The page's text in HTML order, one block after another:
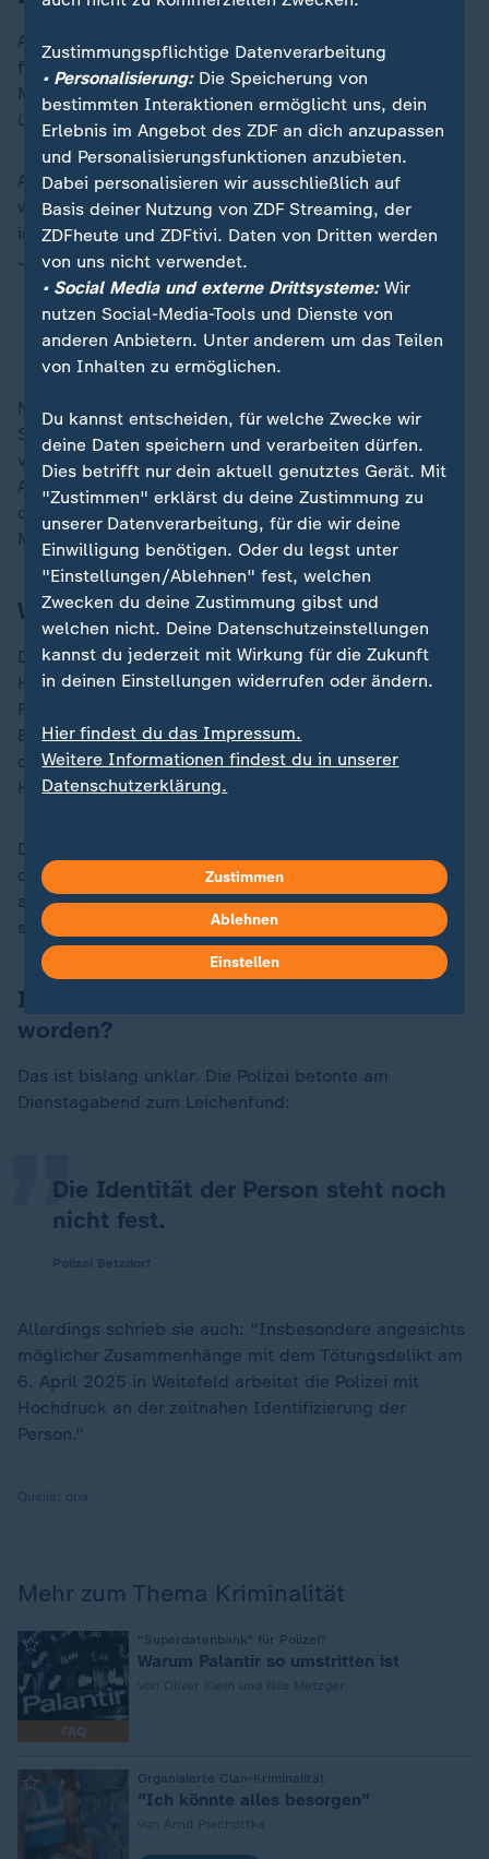
Am ersten Sonntag im April entdeckte die Polizei
frühmorgens drei Tote in einem Einfamilienhaus. Die
Mutter hatte selbst noch den Notruf gewählt,
überlebte die Tat jedoch nicht.
Auch ihr 47 Jahre alter Mann und der 16-jährige Sohn
wurden tot aufgefunden. Das Ehepaar verblutete
infolge von Stich- und Schussverletzungen, der
Jugendliche starb an einer Schussverletzung.
Familie getötet - Fahndung nach Verdächtigem
Vom mutmaßlichen Täter fehlt jede Spur
Noch am Tatort sahen Polizisten jemanden flüchten.
Sie konnten ihn laut Polizeiangaben aber nicht
verfolgen, weil sie sich um die Opfer kümmerten. Eine
Analyse der Spuren am Tatort führte später zu einem
dringendem Tatverdacht gegen einen 61-jährigen
Mann aus dem Nachbarort.
Was wissen wir über die Suche?
Die Polizei suchte intensiv nach dem Mann. Sie ging
Hunderten Hinweisen nach, durchsuchte Waldgebiete,
Felder und einen Weiher. Eine Belohnung von 10.000
Euro wurde ausgelobt und die Ermittler suchten über
die ZDF-SendungAktenzeichen XY... ungelöstnach
Hinweisen.
Doch vier Monate lang gab es keine richtige Spur zu
dem Mann. Letztlich teilte die Polizei mit, dass sie
auch nicht ausschließen könne, dass der Mann tot und
seine Leiche bloß nicht gefunden worden sei.
Ist der Verdächtige nun gefunden
worden?
Das ist bislang unklar. Die Polizei betonte am
Dienstagabend zum Leichenfund:
Die Identität der Person steht noch
nicht fest.
„
Allerdings schrieb sie auch: "Insbesondere angesichts
möglicher Zusammenhänge mit dem Tötungsdelikt am
6. April 2025 in Weitefeld arbeitet die Polizei mit
Hochdruck an der zeitnahen Identifizierung der
Person."
Mehr zum Thema Kriminalität
FAQ
"Superdatenbank" für Polizei?
Warum Palantir so umstritten ist
Organisierte Clan-Kriminalität
"Ich könnte alles besorgen"
Zustimmungspflichtige Datenverarbeitung
• Personalisierung:Die Speicherung von
bestimmten Interaktionen ermöglicht uns, dein
Erlebnis im Angebot des ZDF an dich anzupassen
und Personalisierungsfunktionen anzubieten.
Dabei personalisieren wir ausschließlich auf
Basis deiner Nutzung von ZDF Streaming, der
ZDFheute und ZDFtivi. Daten von Dritten werden
von uns nicht verwendet.
• Social Media und externe Drittsysteme:Wir
nutzen Social-Media-Tools und Dienste von
anderen Anbietern. Unter anderem um das Teilen
von Inhalten zu ermöglichen.
Du kannst entscheiden, für welche Zwecke wir
deine Daten speichern und verarbeiten dürfen.
Dies betrifft nur dein aktuell genutztes Gerät. Mit
"Zustimmen" erklärst du deine Zustimmung zu
unserer Datenverarbeitung, für die wir deine
Einwilligung benötigen. Oder du legst unter
"Einstellungen/Ablehnen" fest, welchen
Zwecken du deine Zustimmung gibst und
welchen nicht. Deine Datenschutzeinstellungen
kannst du jederzeit mit Wirkung für die Zukunft
in deinen Einstellungen widerrufen oder ändern.
Hier findest du das Impressum.
Weitere Informationen findest du in unserer
Datenschutzerklärung.
Zustimmen
Ablehnen
Einstellen